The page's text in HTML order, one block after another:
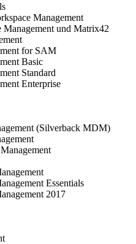
Management
und Matrix42
for SAM
Basic
Standard
Enterprise
(Silverback MDM)
Essentials
2017